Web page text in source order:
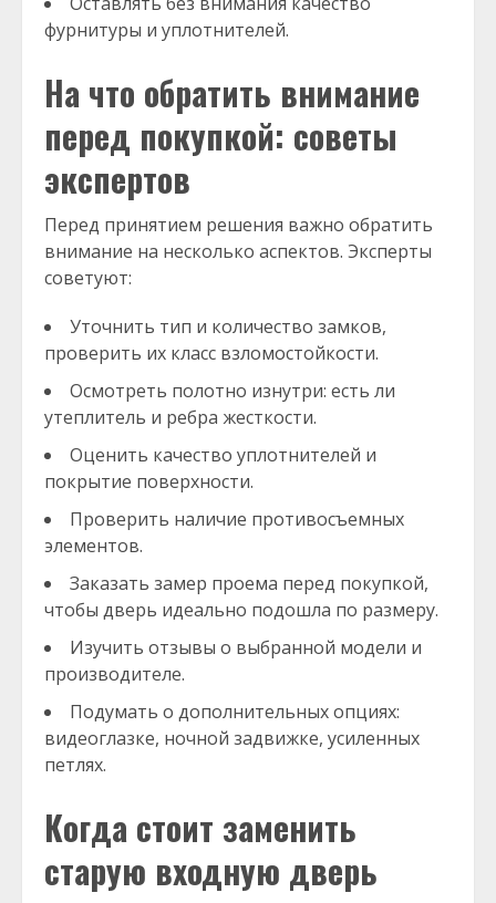
фурнитуры и уплотнителей.
На что обратить внимание
перед покупкой: советы
экспертов
Перед принятием решения важно обратить
внимание на несколько аспектов. Эксперты
советуют:
Уточнить тип и количество замков,
проверить их класс взломостойкости.
Осмотреть полотно изнутри: есть ли
утеплитель и ребра жесткости.
Оценить качество уплотнителей и
покрытие поверхности.
Проверить наличие противосъемных
элементов.
Заказать замер проема перед покупкой,
чтобы дверь идеально подошла по размеру.
Изучить отзывы о выбранной модели и
производителе.
Подумать о дополнительных опциях:
видеоглазке, ночной задвижке, усиленных
петлях.
Когда стоит заменить
старую входную дверь